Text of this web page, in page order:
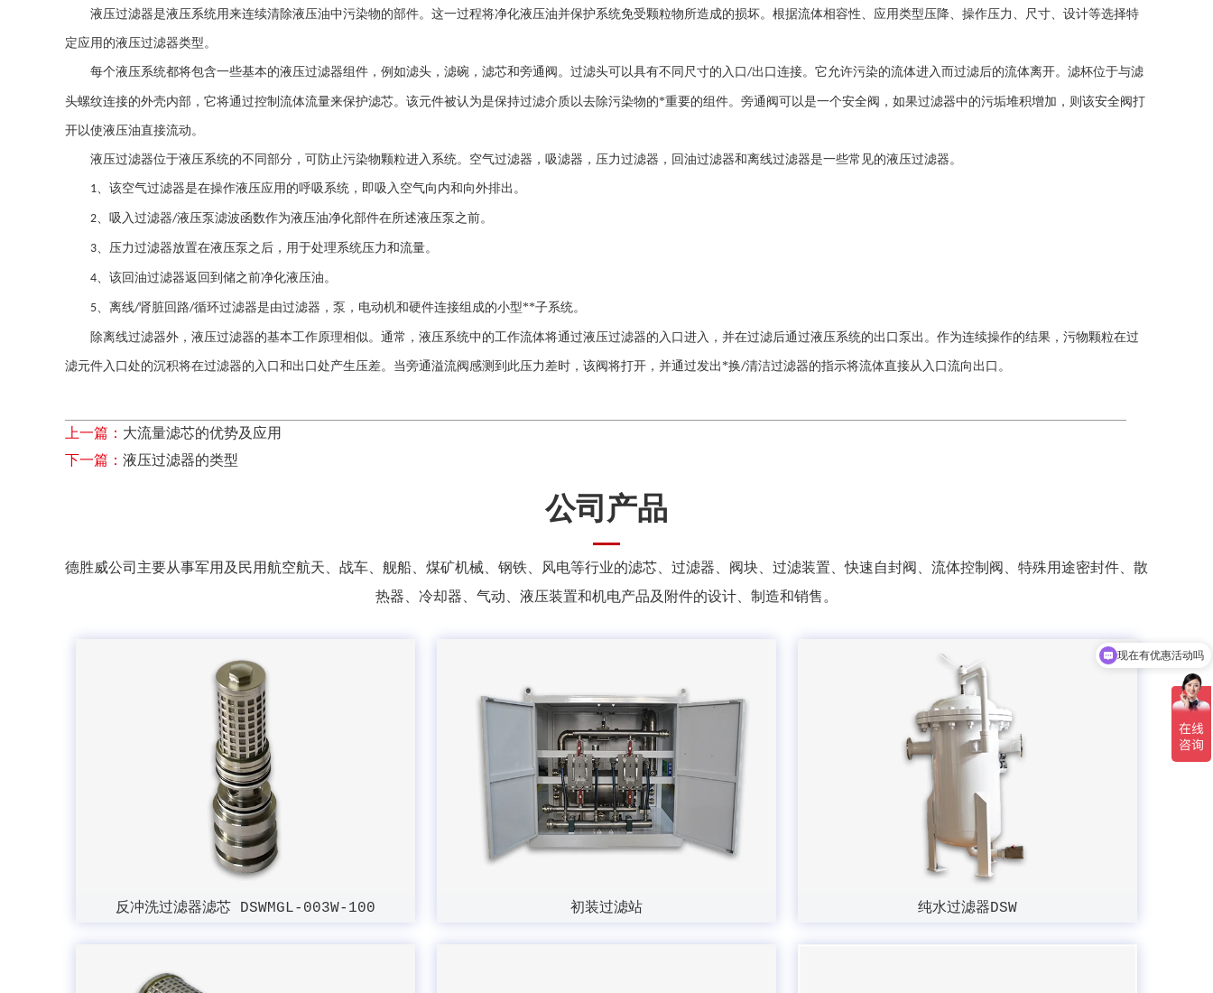
液压过滤器是液压系统用来连续清除液压油中污染物的部件。这一过程将净化液压油并保护系统免受颗粒物所造成的损坏。根据流体相容性、应用类型压降、操作压力、尺寸、设计等选择特
定应用的液压过滤器类型。
每个液压系统都将包含一些基本的液压过滤器组件，例如滤头，滤碗，滤芯和旁通阀。过滤头可以具有不同尺寸的入口 /出口连接。它允许污染的流体进入而过滤后的流体离开。滤杯位于与滤
头螺纹连接的外壳内部，它将通过控制流体流量来保护滤芯。该元件被认为是保持过滤介质以去除污染物的*重要的组件。旁通阀可以是一个安全阀，如果过滤器中的污垢堆积增加，则该安全阀打
开以使液压油直接流动。
液压过滤器位于液压系统的不同部分，可防止污染物颗粒进入系统。空气过滤器，吸滤器，压力过滤器，回油过滤器和离线过滤器是一些常见的液压过滤器。
1、 该空气过滤器是在操作液压应用的呼吸系统，即吸入空气向内和向外排出。
2、 吸入过滤器/液压泵滤波函数作为液压油净化部件在所述液压泵之前。
3、 压力过滤器放置在液压泵之后，用于处理系统压力和流量。
4、 该回油过滤器返回到储之前净化液压油。
5、 离线/肾脏回路/循环过滤器是由过滤器，泵，电动机和硬件连接组成的小型**子系统。
除离线过滤器外，液压过滤器的基本工作原理相似。通常，液压系统中的工作流体将通过液压过滤器的入口进入，并在过滤后通过液压系统的出口泵出。作为连续操作的结果，污物颗粒在过
滤元件入口处的沉积将在过滤器的入口和出口处产生压差。当旁通溢流阀感测到此压力差时，该阀将打开，并通过发出*换/清洁过滤器的指示将流体直接从入口流向出口。
上一篇： 大流量滤芯的优势及应用
下一篇： 液压过滤器的类型
公司产品
德胜威公司主要从事军用及民用航空航天、战车、舰船、煤矿机械、钢铁、风电等行业的滤芯、过滤器、阀块、过滤装置、快速自封阀、流体控制阀、特殊用途密封件、散
热器、冷却器、气动、液压装置和机电产品及附件的设计、制造和销售。
反冲洗过滤器滤芯 DSWMGL-003W-100 初装过滤站 纯水过滤器DSW
现在有优惠活动吗